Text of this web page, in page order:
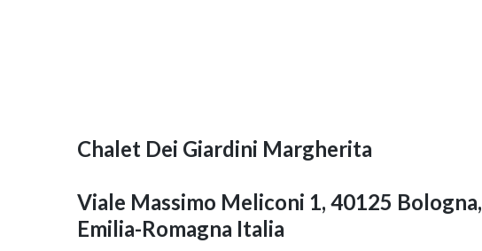
Chalet Dei Giardini Margherita
Viale Massimo Meliconi 1, 40125 Bologna,
Emilia-Romagna Italia